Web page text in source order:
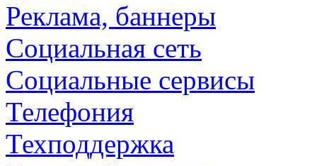
Реклама, баннеры
Социальная сеть
Социальные сервисы
Телефония
Техподдержка